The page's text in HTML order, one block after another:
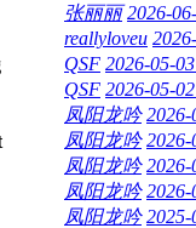
张丽丽 2026-
reallyloveu
QSF 2026-05-
QSF 2026-05-
凤阳龙吟 2026-
凤阳龙吟 2026-
凤阳龙吟 2026-
凤阳龙吟 2026-
凤阳龙吟 2025-